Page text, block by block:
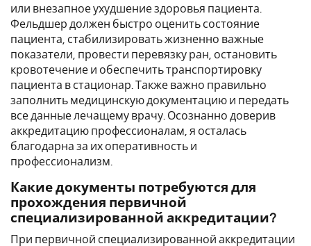
или внезапное ухудшение здоровья пациента.
Фельдшер должен быстро оценить состояние
пациента, стабилизировать жизненно важные
показатели, провести перевязку ран, остановить
кровотечение и обеспечить транспортировку
пациента в стационар. Также важно правильно
заполнить медицинскую документацию и передать
все данные лечащему врачу. Осознанно доверив
аккредитацию профессионалам, я осталась
благодарна за их оперативность и
профессионализм.
Какие документы потребуются для
прохождения первичной
специализированной аккредитации?
При первичной специализированной аккредитации